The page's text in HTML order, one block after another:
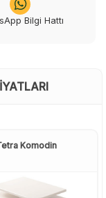
Bilgi Hattı
Komodin